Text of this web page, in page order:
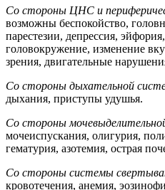
Со стороны ЦНС и
возможны беспокойство,
парестезии, депрессия,
головокружение, изменение
зрения, двигательные
Со стороны дыхательной
дыхания, приступы удушья.
Со стороны
мочеиспускания, олигурия,
гематурия, азотемия, острая
Со стороны системы
кровотечения, анемия,